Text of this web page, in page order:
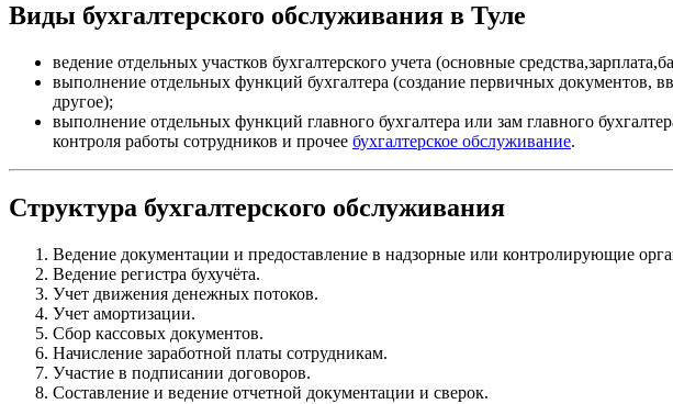
Виды бухгалтерского обслуживания в Туле
ведение отдельных участков бухгалтерского учета (основные
выполнение отдельных функций бухгалтера (создание первичных документов,
другое);
выполнение отдельных функций главного бухгалтера или зам главного
контроля работы сотрудников и прочее бухгалтерское обслуживание.
Структура бухгалтерского обслуживания
Ведение документации и предоставление в надзорные или контролирующие
Ведение регистра бухучёта.
Учет движения денежных потоков.
Учет амортизации.
Сбор кассовых документов.
Начисление заработной платы сотрудникам.
Участие в подписании договоров.
Составление и ведение отчетной документации и сверок.